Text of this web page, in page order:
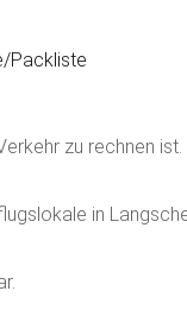
Packliste
zu rechnen ist.
in